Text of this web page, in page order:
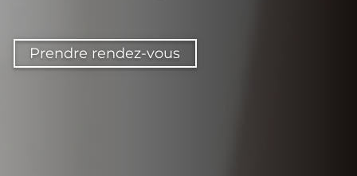
Prendre rendez-vous